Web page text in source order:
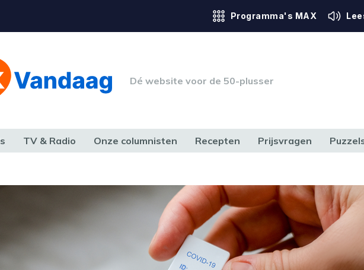
Programma's MAX
Dé website voor de 50-plusser
TV & Radio Onze columnisten Recepten Prijsvragen